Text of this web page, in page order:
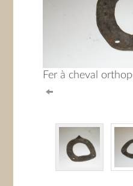
Fer à cheval